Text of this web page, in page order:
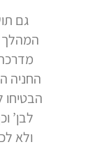
גם
המהלך
החניה
הבטיחו
לבן’
ולא